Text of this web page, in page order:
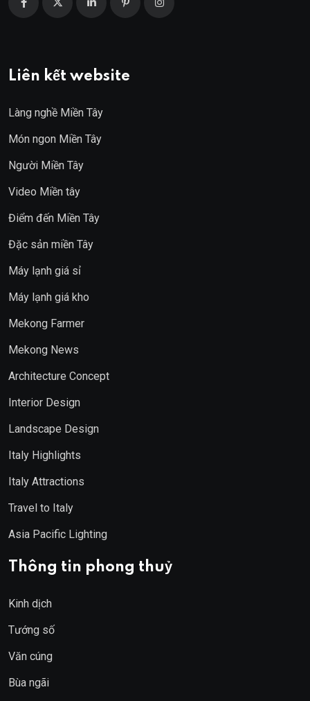
Liên kết website
Làng nghề Miền Tây
Món ngon Miền Tây
Người Miền Tây
Video Miền tây
Điểm đến Miền Tây
Đặc sản miền Tây
Máy lạnh giá sỉ
Máy lạnh giá kho
Mekong Farmer
Mekong News
Architecture Concept
Interior Design
Landscape Design
Italy Highlights
Italy Attractions
Travel to Italy
Asia Pacific Lighting
Thông tin phong thuỷ
Kinh dịch
Tướng số
Văn cúng
Bùa ngãi